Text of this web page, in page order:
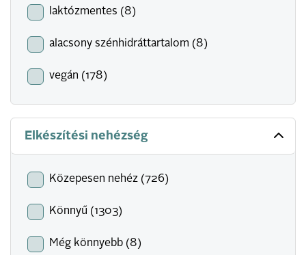
laktózmentes (8)
alacsony szénhidráttartalom (8)
vegán (178)
Elkészítési nehézség
Közepesen nehéz (726)
Könnyű (1303)
Még könnyebb (8)